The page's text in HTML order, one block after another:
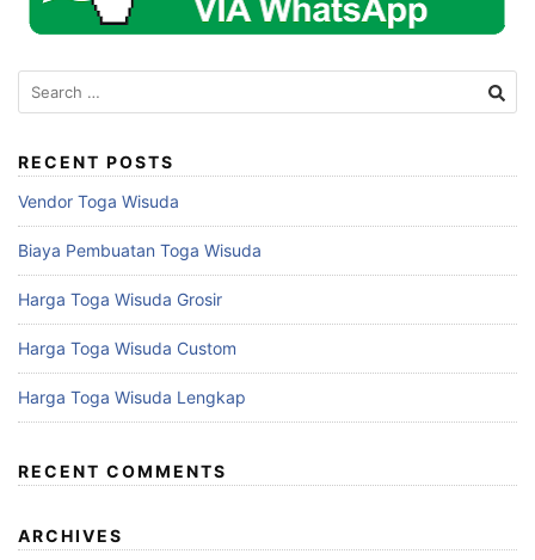
Search
for:
RECENT POSTS
Vendor Toga Wisuda
Biaya Pembuatan Toga Wisuda
Harga Toga Wisuda Grosir
Harga Toga Wisuda Custom
Harga Toga Wisuda Lengkap
RECENT COMMENTS
ARCHIVES